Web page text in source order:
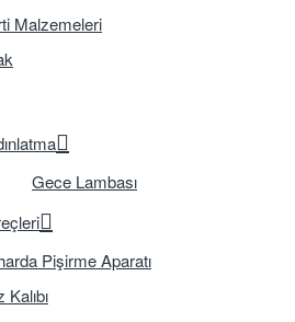
Malzemeleri
Gece Lambası
Pişirme Aparatı
Kalıbı